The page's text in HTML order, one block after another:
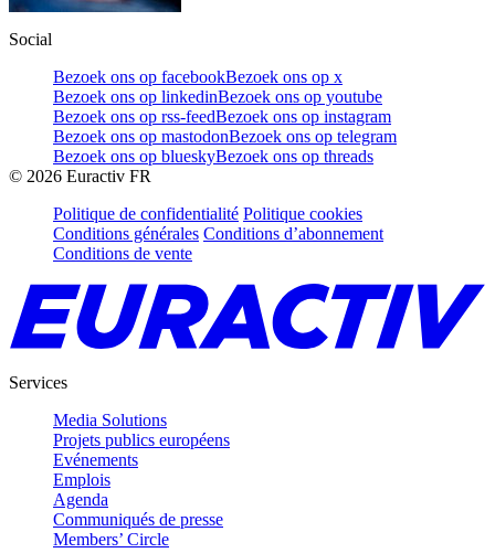
Social
Bezoek ons op facebookBezoek ons op x
Bezoek ons op linkedinBezoek ons op youtube
Bezoek ons op rss-feedBezoek ons op instagram
Bezoek ons op mastodonBezoek ons op telegram
Bezoek ons op blueskyBezoek ons op threads
© 2026 Euractiv FR
Politique de confidentialité Politique cookies
Conditions générales Conditions d’abonnement
Conditions de vente
Services
Media Solutions
Projets publics européens
Evénements
Emplois
Agenda
Communiqués de presse
Members’ Circle